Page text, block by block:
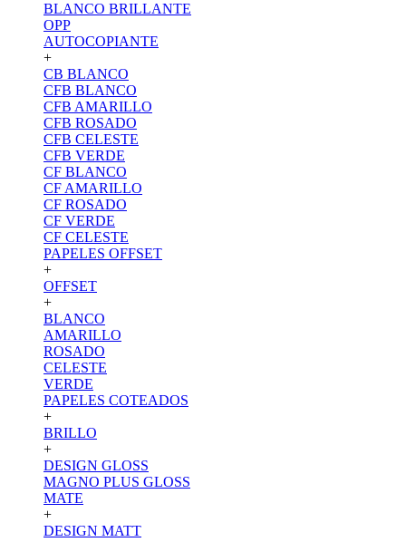
BLANCO BRILLANTE
OPP
AUTOCOPIANTE
+
CB BLANCO
CFB BLANCO
CFB AMARILLO
CFB ROSADO
CFB CELESTE
CFB VERDE
CF BLANCO
CF AMARILLO
CF ROSADO
CF VERDE
CF CELESTE
PAPELES OFFSET
+
OFFSET
+
BLANCO
AMARILLO
ROSADO
CELESTE
VERDE
PAPELES COTEADOS
+
BRILLO
+
DESIGN GLOSS
MAGNO PLUS GLOSS
MATE
+
DESIGN MATT